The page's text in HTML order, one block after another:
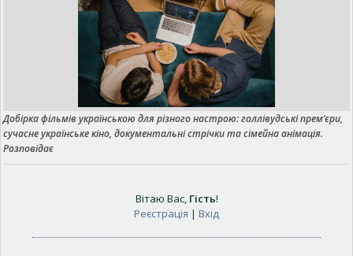
Добірка фільмів українською для різного настрою: голлівудські прем’єри,
сучасне українське кіно, документальні стрічки та сімейна анімація.
Розповідає
Вітаю Вас, Гість!
Реєстрація | Вхід